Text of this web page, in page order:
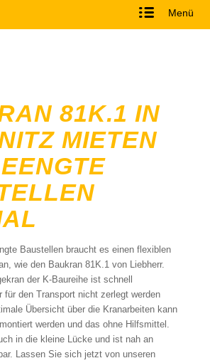
Menü
81K.1 IN
MIETEN
Baustellen braucht es einen flexiblen
wie den Baukran 81K.1 von Liebherr.
der K-Baureihe ist schnell
für den Transport nicht zerlegt werden
Übersicht über die Kranarbeiten kann
werden und das ohne Hilfsmittel.
in die kleine Lücke und ist nah an
Lassen Sie sich jetzt von unseren